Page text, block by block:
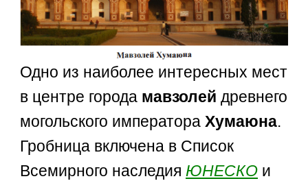
Одно из наиболее интересных мест
в центре города мавзолей древнего
могольского императораХумаюна.
Гробница включена в Список
Всемирного наследияЮНЕСКО и